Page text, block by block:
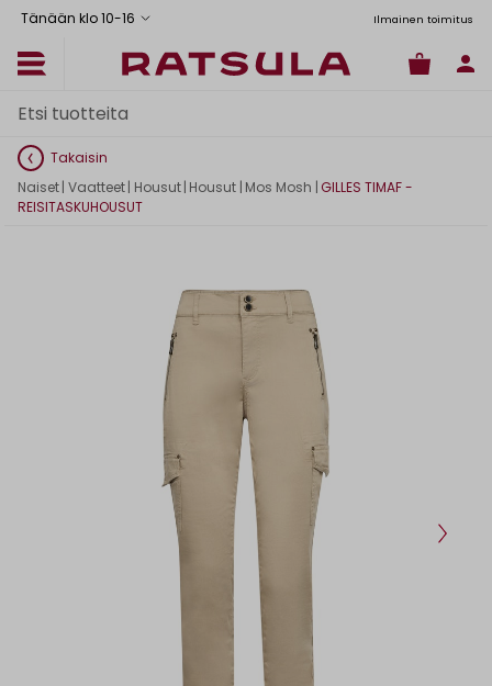
Tänään klo 10-16
Toimituskulut alk. 6,90€ Ilmainen toimitus Manner-Suomeen yli
Takaisin
Naiset| Vaatteet| Housut | Housut | Mos Mosh | GILLES TIMAF -
REISITASKUHOUSUT